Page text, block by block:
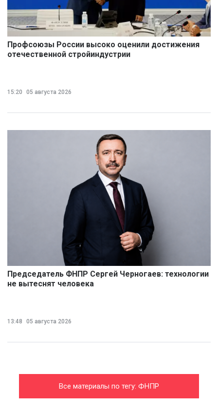
Профсоюзы России высоко оценили достижения
отечественной стройиндустрии
15:20 05 августа 2026
Председатель ФНПР Сергей Черногаев: технологии
не вытеснят человека
13:48 05 августа 2026
Все материалы по тегу: ФНПР